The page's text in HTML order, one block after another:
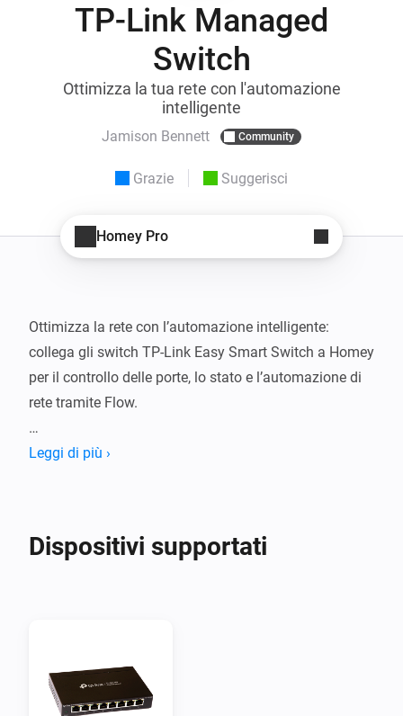
TP-Link Managed
Switch
Ottimizza la tua rete con l'automazione
intelligente
Jamison Bennett Community
Grazie Suggerisci
Homey Pro
Ottimizza la rete con l’automazione intelligente:
collega gli switch TP-Link Easy Smart Switch a Homey
per il controllo delle porte, lo stato e l’automazione di
rete tramite Flow.
Funzionalità:
- Integrazione dispositivi: integrazione fluida con più
ai cambiamenti dello stato di collegamento e riavvio
dello switch quando necessario.
Leggi di più ›
Dispositivi supportati